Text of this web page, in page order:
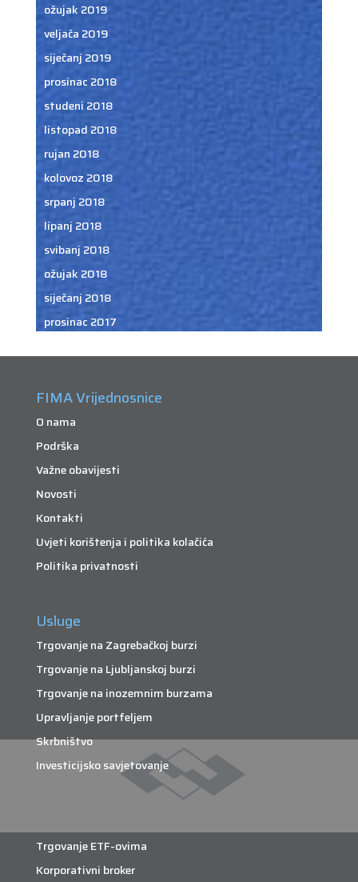
ožujak 2019
veljača 2019
siječanj 2019
prosinac 2018
studeni 2018
listopad 2018
rujan 2018
kolovoz 2018
srpanj 2018
lipanj 2018
svibanj 2018
ožujak 2018
siječanj 2018
prosinac 2017
FIMA Vrijednosnice
O nama
Podrška
Važne obavijesti
Novosti
Kontakti
Uvjeti korištenja i politika kolačića
Politika privatnosti
Usluge
Trgovanje na Zagrebačkoj burzi
Trgovanje na Ljubljanskoj burzi
Trgovanje na inozemnim burzama
Upravljanje portfeljem
Skrbništvo
Investicijsko savjetovanje
Trgovanje ETF-ovima
Korporativni broker